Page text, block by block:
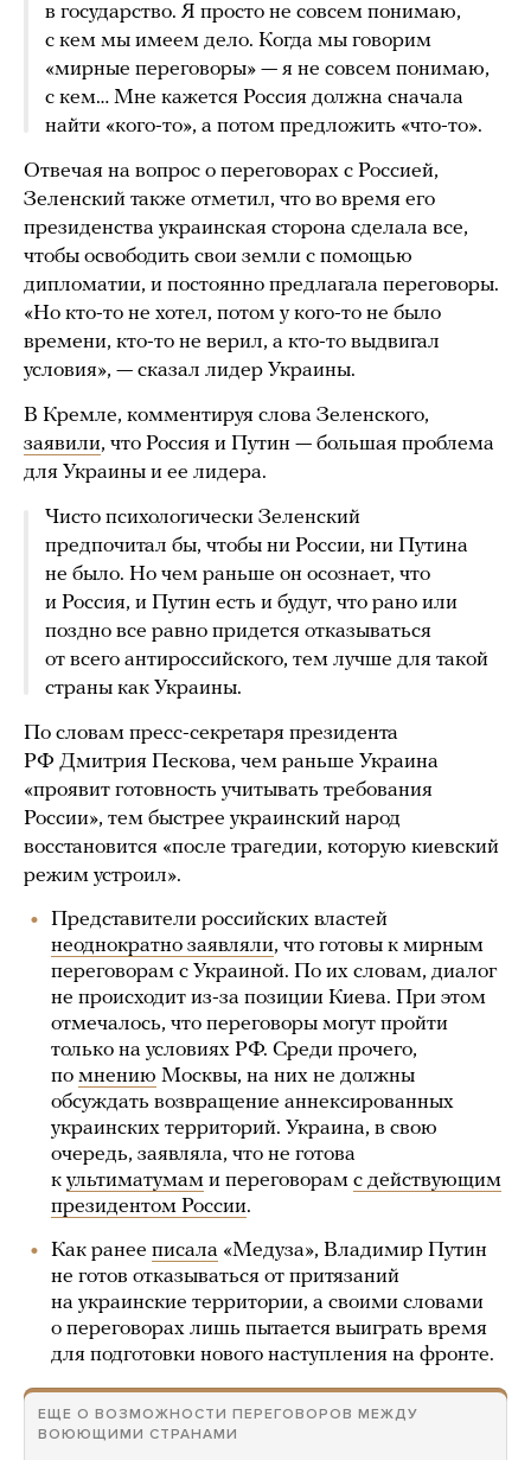
в государство. Я просто не совсем понимаю,
с кем мы имеем дело. Когда мы говорим
«мирные переговоры» — я не совсем понимаю,
с кем… Мне кажется Россия должна сначала
найти «кого-то», а потом предложить «что-то».
Отвечая на вопрос о переговорах с Россией,
Зеленский также отметил, что во время его
президенства украинская сторона сделала все,
чтобы освободить свои земли с помощью
дипломатии, и постоянно предлагала переговоры.
«Но кто-то не хотел, потом у кого-то не было
времени, кто-то не верил, а кто-то выдвигал
условия», — сказал лидер Украины.
В Кремле, комментируя слова Зеленского,
заявили, что Россия и Путин — большая проблема
для Украины и ее лидера.
Чисто психологически Зеленский
предпочитал бы, чтобы ни России, ни Путина
не было. Но чем раньше он осознает, что
и Россия, и Путин есть и будут, что рано или
поздно все равно придется отказываться
от всего антироссийского, тем лучше для такой
страны как Украины.
По словам пресс-секретаря президента
РФ Дмитрия Пескова, чем раньше Украина
«проявит готовность учитывать требования
России», тем быстрее украинский народ
восстановится «после трагедии, которую киевский
режим устроил».
Представители российских властей
неоднократно заявляли, что готовы к мирным
переговорам с Украиной. По их словам, диалог
не происходит из-за позиции Киева. При этом
отмечалось, что переговоры могут пройти
только на условиях РФ. Среди прочего,
по мнению Москвы, на них не должны
обсуждать возвращение аннексированных
украинских территорий. Украина, в свою
очередь, заявляла, что не готова
к ультиматумам и переговорам с действующим
президентом России.
Как ранее писала «Медуза», Владимир Путин
не готов отказываться от притязаний
на украинские территории, а своими словами
о переговорах лишь пытается выиграть время
для подготовки нового наступления на фронте.
ЕЩЕ О ВОЗМОЖНОСТИ ПЕРЕГОВОРОВ МЕЖДУ
ВОЮЮЩИМИ СТРАНАМИ